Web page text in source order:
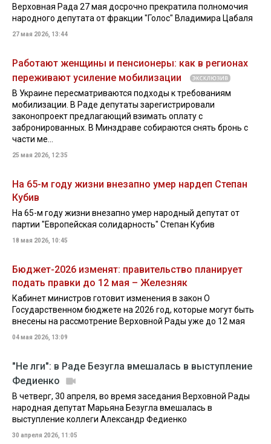
Верховная Рада 27 мая досрочно прекратила полномочия
народного депутата от фракции "Голос" Владимира Цабаля
27 мая 2026, 13:44
Работают женщины и пенсионеры: как в регионах
переживают усиление мобилизации
В Украине пересматриваются подходы к требованиям
мобилизации. В Раде депутаты зарегистрировали
законопроект предлагающий взимать оплату с
забронированных. В Минздраве собираются снять бронь с
части ме...
25 мая 2026, 12:35
На 65-м году жизни внезапно умер нардеп Степан
Кубив
На 65-м году жизни внезапно умер народный депутат от
партии "Европейская солидарность" Степан Кубив
18 мая 2026, 10:45
Бюджет-2026 изменят: правительство планирует
подать правки до 12 мая – Железняк
Кабинет министров готовит изменения в закон О
Государственном бюджете на 2026 год, которые могут быть
внесены на рассмотрение Верховной Рады уже до 12 мая
04 мая 2026, 13:09
"Не лги": в Раде Безугла вмешалась в выступление
Федиенко
В четверг, 30 апреля, во время заседания Верховной Рады
народная депутат Марьяна Безугла вмешалась в
выступление коллеги Александр Федиенко
30 апреля 2026, 11:05